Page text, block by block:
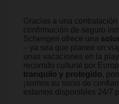
Gracias a una
confirmación de seguro
Schengen ofrece una
– ya sea que planee un
unas vacaciones en la
recorrido cultural por
tranquilo y protegido,
¡somos su socio de
estamos disponibles 24/7